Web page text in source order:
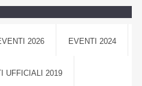
2026 EVENTI 2024
UFFICIALI 2019